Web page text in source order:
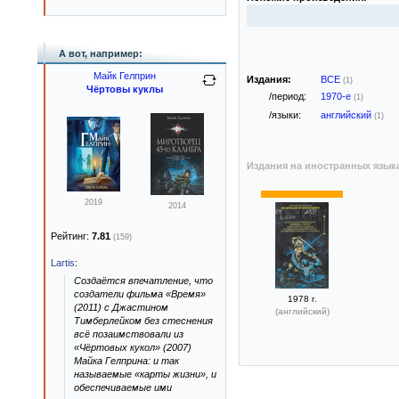
Издания: ВСЕ (1)
/период: 1970-е (1)
/языки: английский (1)
Издания на иностранных
1978 г.
(английский)
А вот, например:
Майк Гелприн
Чёртовы куклы
2019 2014
Рейтинг: 7.81 (159)
Lartis:
Создаётся впечатление, что
создатели фильма «Время»
(2011) с Джастином
Тимберлейком без стеснения
всё позаимствовали из
«Чёртовых кукол» (2007)
Майка Гелприна: и так
называемые «карты жизни», и
обеспечиваемые ими